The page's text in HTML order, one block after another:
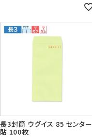
長3封筒 ウグイス 85 センター
貼 100枚